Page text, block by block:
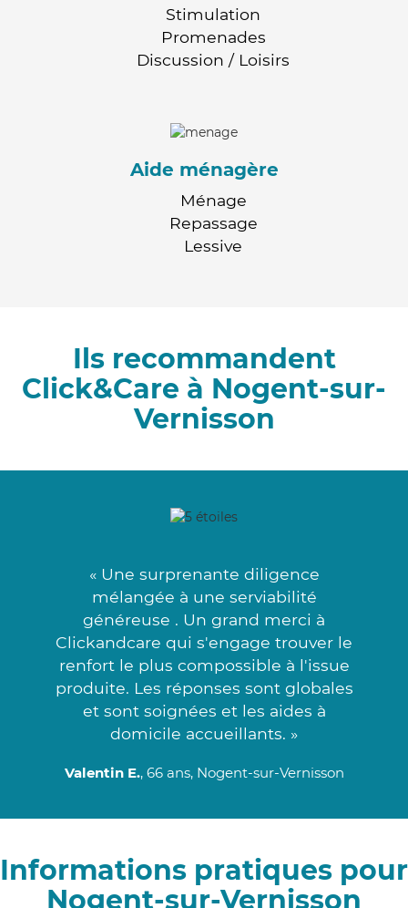
Stimulation
Promenades
Discussion / Loisirs
Aide ménagère
Ménage
Repassage
Lessive
Ils recommandent
Click&Care à Nogent-sur-
Vernisson
« Une surprenante diligence
mélangée à une serviabilité
généreuse . Un grand merci à
Clickandcare qui s'engage trouver le
renfort le plus compossible à l'issue
produite. Les réponses sont globales
et sont soignées et les aides à
domicile accueillants. »
Valentin E., 66 ans, Nogent-sur-Vernisson
Informations pratiques pour
Nogent-sur-Vernisson